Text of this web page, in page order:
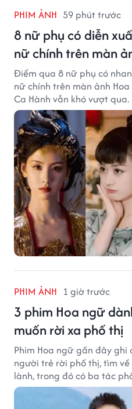
PHIM ẢNH 59 phút trước
8 nữ phụ có diễn
nữ chính trên màn
Điểm qua 8 nữ phụ có
nữ chính trên màn ảnh
Ca Hành vẫn khó vượt qua.
PHIM ẢNH 1 giờ trước
3 phim Hoa ngữ
muốn rời xa phố thị
Phim Hoa ngữ gần đây
người trẻ rời phố thị, tìm
lành, trong đó có ba tác